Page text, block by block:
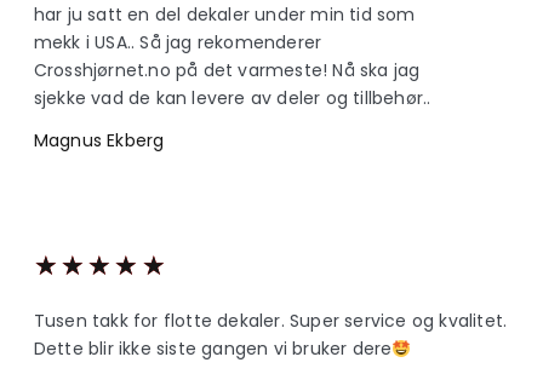
har ju satt en del dekaler under min tid som
mekk i USA.. Så jag rekomenderer
Crosshjørnet.no på det varmeste! Nå ska jag
sjekke vad de kan levere av deler og tillbehør..
Magnus Ekberg
★ ★ ★ ★ ★
Tusen takk for flotte dekaler. Super service og kvalitet.
Dette blir ikke siste gangen vi bruker dere